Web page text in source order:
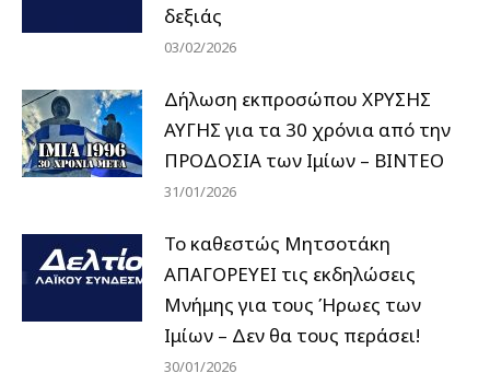
δεξιάς
03/02/2026
Δήλωση εκπροσώπου ΧΡΥΣΗΣ
ΑΥΓΗΣ για τα 30 χρόνια από την
ΠΡΟΔΟΣΙΑ των Ιμίων – BINTEO
31/01/2026
Το καθεστώς Μητσοτάκη
ΑΠΑΓΟΡΕΥΕΙ τις εκδηλώσεις
Μνήμης για τους Ήρωες των
Ιμίων – Δεν θα τους περάσει!
30/01/2026